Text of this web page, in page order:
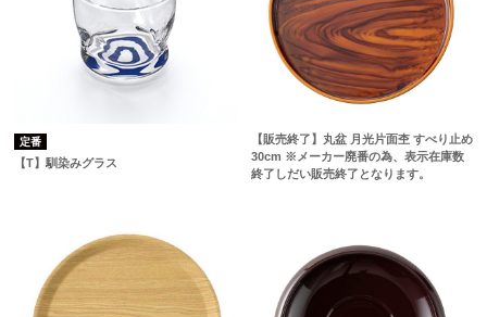
定番
【T】馴染みグラス
【販売終了】丸盆 月光片面杢 すべり止め
30cm ※メーカー廃番の為、表示在庫数
終了しだい販売終了となります。